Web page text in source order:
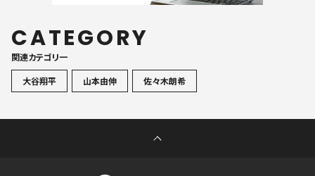
CATEGORY
関連カテゴリ一
大谷翔平
山本由伸 佐々木朗希